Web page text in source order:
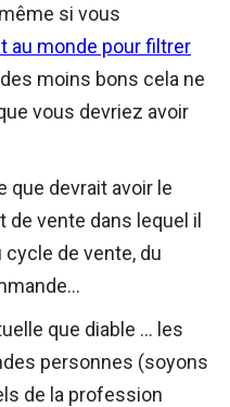
si vous
au monde pour filtrer
des moins bons cela ne
vous devriez avoir
que devrait avoir le
de vente dans lequel il
cycle de vente, du
que diable … les
personnes (soyons
de la profession